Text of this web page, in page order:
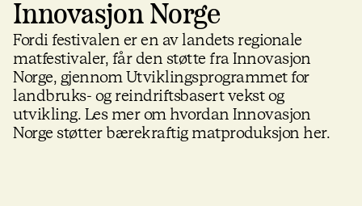
Innovasjon Norge
Fordi festivalen er en av landets regionale
matfestivaler, får den støtte fra Innovasjon
Norge, gjennom Utviklingsprogrammet for
landbruks- og reindriftsbasert vekst og
utvikling. Les mer om hvordan Innovasjon
Norge støtter bærekraftig matproduksjon her.